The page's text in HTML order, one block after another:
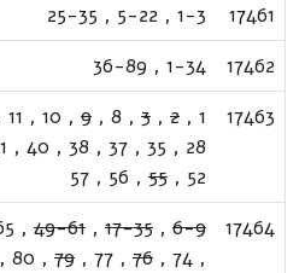
17461
1-3
,
5-22
,
25-35
17462
1-34
,
36-89
17463
1
,
2
,
3
,
8
,
9
,
10
,
11
28
,
35
,
37
,
38
,
40
,
52
,
55
,
56
,
57
17464
6-9
,
17-35
,
49-61
,
,
74
,
76
,
77
,
79
,
80
,